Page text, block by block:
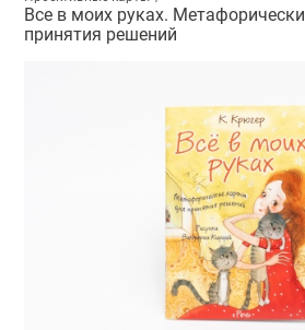
Все в моих руках.
принятия решений